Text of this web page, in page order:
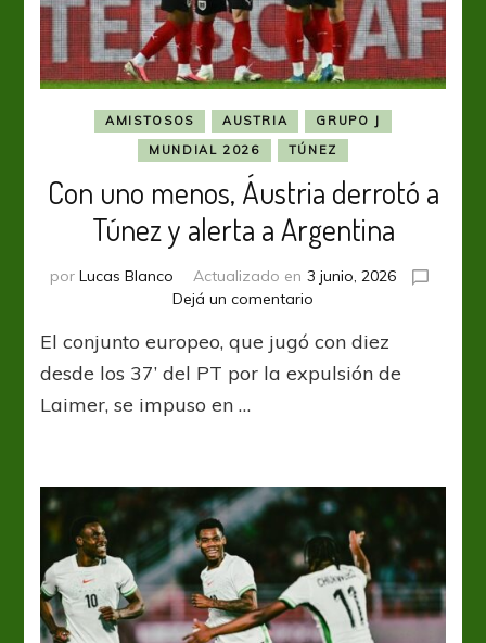
AMISTOSOS AUSTRIA
GRUPO J
MUNDIAL 2026
TÚNEZ
Con uno menos, Áustria derrotó a
Túnez y alerta a Argentina
por Lucas Blanco Actualizado en 3 junio, 2026
Dejá un comentario
uno
menos,
alerta
Argentina
El conjunto europeo, que jugó con diez
desde los 37’ del PT por la expulsión de
Laimer, se impuso en …